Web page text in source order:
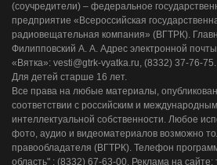
(соучредители) – федеральное
предприятие «Всероссийская
радиовещательная компания» (ВГТРК).
Филипповский А. А. Адрес электронной
«Вятка»: vesti@gtrk-vyatka.ru, (8332) 37-76-75.
Для детей старше 16 лет.
Все права на любые материалы,
соответствии с российским и
интеллектуальной собственности. Любое
фото, аудио и видеоматериалов возможно
правообладателя (ВГТРК). Телефон
область" : (8332) 67-63-00, Реклама на сайте: